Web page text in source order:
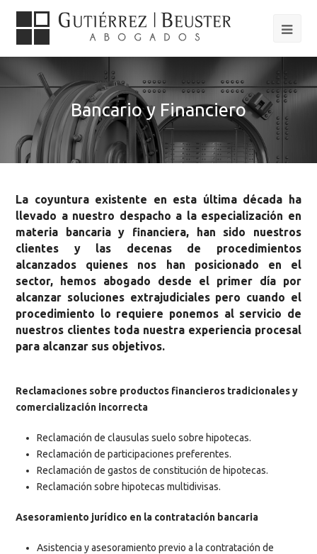
Bancario y Financiero
La coyuntura existente en esta última década ha
llevado a nuestro despacho a la especialización en
materia bancaria y financiera, han sido nuestros
clientes y las decenas de procedimientos
alcanzados quienes nos han posicionado en el
sector, hemos abogado desde el primer día por
alcanzar soluciones extrajudiciales pero cuando el
procedimiento lo requiere ponemos al servicio de
nuestros clientes toda nuestra experiencia procesal
para alcanzar sus objetivos.
Reclamaciones sobre productos financieros tradicionales y
comercialización incorrecta
Reclamación de clausulas suelo sobre hipotecas.
Reclamación de participaciones preferentes.
Reclamación de gastos de constitución de hipotecas.
Reclamación sobre hipotecas multidivisas.
Asesoramiento jurídico en la contratación bancaria
Asistencia y asesoramiento previo a la contratación de